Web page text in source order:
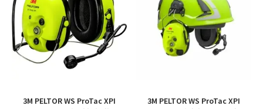
3M PELTOR WS ProTac XPI
3M PELTOR WS ProTac XPI